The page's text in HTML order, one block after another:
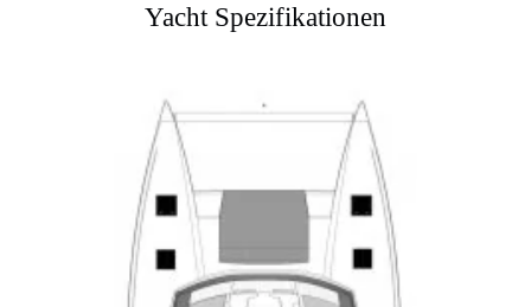
Yacht Spezifikationen